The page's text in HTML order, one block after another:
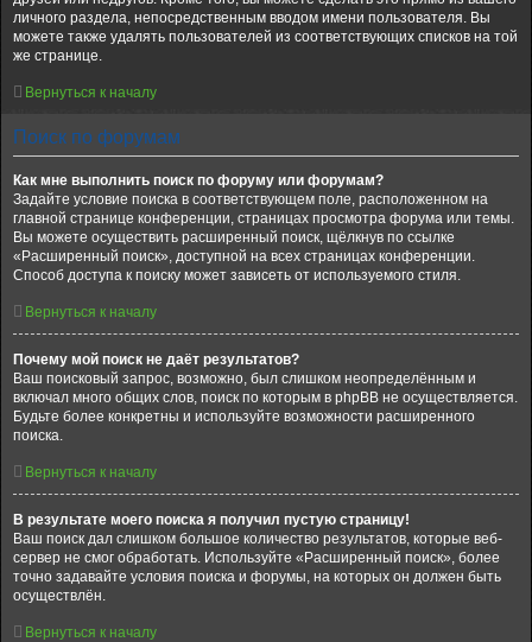
личного раздела, непосредственным вводом имени пользователя. Вы
можете также удалять пользователей из соответствующих списков на той
же странице.
Вернуться к началу
Поиск по форумам
Как мне выполнить поиск по форуму или форумам?
Задайте условие поиска в соответствующем поле, расположенном на
главной странице конференции, страницах просмотра форума или темы.
Вы можете осуществить расширенный поиск, щёлкнув по ссылке
«Расширенный поиск», доступной на всех страницах конференции.
Способ доступа к поиску может зависеть от используемого стиля.
Вернуться к началу
Почему мой поиск не даёт результатов?
Ваш поисковый запрос, возможно, был слишком неопределённым и
включал много общих слов, поиск по которым в phpBB не осуществляется.
Будьте более конкретны и используйте возможности расширенного
поиска.
Вернуться к началу
В результате моего поиска я получил пустую страницу!
Ваш поиск дал слишком большое количество результатов, которые веб-
сервер не смог обработать. Используйте «Расширенный поиск», более
точно задавайте условия поиска и форумы, на которых он должен быть
осуществлён.
Вернуться к началу